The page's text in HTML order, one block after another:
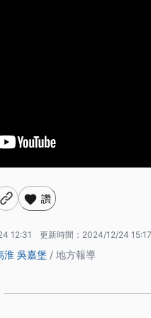
讚
12:31 更新時間： 2024/12/24 15:17
淮 吳嘉堡 / 地方報導